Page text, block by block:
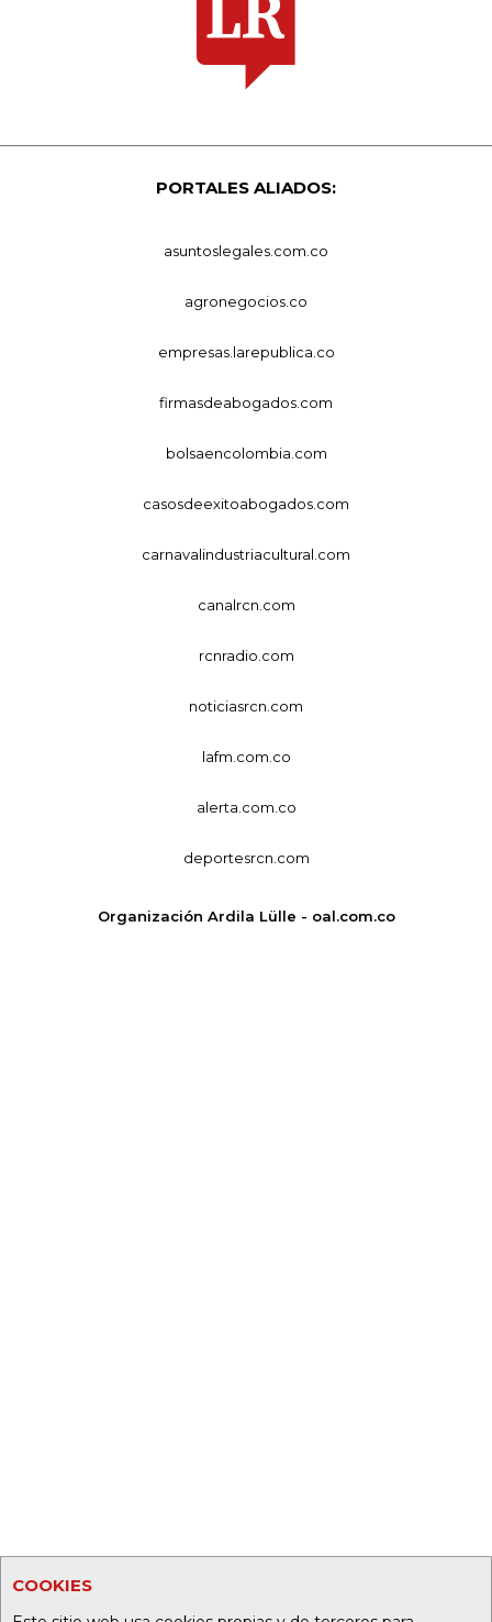
COOKIES
PORTALES ALIADOS:
asuntoslegales.com.co
agronegocios.co
empresas.larepublica.co
firmasdeabogados.com
bolsaencolombia.com
casosdeexitoabogados.com
carnavalindustriacultural.com
canalrcn.com
rcnradio.com
noticiasrcn.com
lafm.com.co
alerta.com.co
deportesrcn.com
Organización Ardila Lülle - oal.com.co